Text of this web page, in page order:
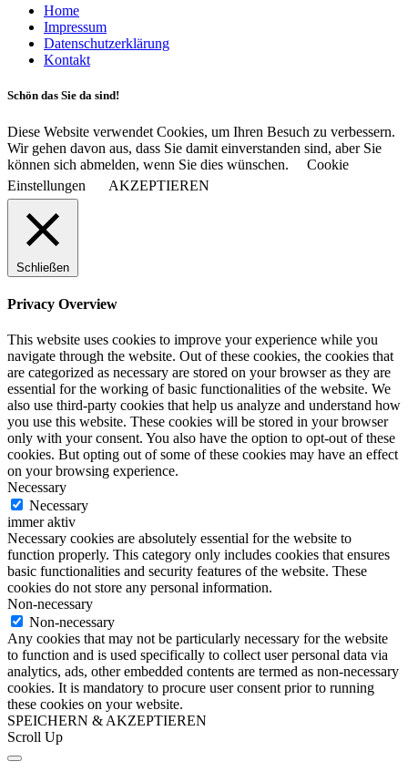
Home
Impressum
Datenschutzerklärung
Kontakt
Schön das Sie da sind!
Diese Website verwendet Cookies, um Ihren Besuch zu verbessern.
Wir gehen davon aus, dass Sie damit einverstanden sind, aber Sie
können sich abmelden, wenn Sie dies wünschen.
Cookie
Einstellungen
AKZEPTIEREN
Schließen
Privacy Overview
This website uses cookies to improve your experience while you
navigate through the website. Out of these cookies, the cookies that
are categorized as necessary are stored on your browser as they are
essential for the working of basic functionalities of the website. We
also use third-party cookies that help us analyze and understand how
you use this website. These cookies will be stored in your browser
only with your consent. You also have the option to opt-out of these
cookies. But opting out of some of these cookies may have an effect
on your browsing experience.
Necessary
Necessary
immer aktiv
Necessary cookies are absolutely essential for the website to
function properly. This category only includes cookies that ensures
basic functionalities and security features of the website. These
cookies do not store any personal information.
Non-necessary
Non-necessary
Any cookies that may not be particularly necessary for the website
to function and is used specifically to collect user personal data via
analytics, ads, other embedded contents are termed as non-necessary
cookies. It is mandatory to procure user consent prior to running
these cookies on your website.
SPEICHERN & AKZEPTIEREN
Scroll Up